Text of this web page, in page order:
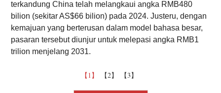
terkandung China telah melangkaui angka RMB480
bilion (sekitar AS$66 bilion) pada 2024. Justeru, dengan
kemajuan yang berterusan dalam model bahasa besar,
pasaran tersebut diunjur untuk melepasi angka RMB1
trilion menjelang 2031.
【1】 【2】 【3】